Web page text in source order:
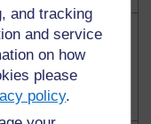
and tracking
and service
on how
please
policy.
de la
est promulguée le
semi-
l'avènement
au Togo.